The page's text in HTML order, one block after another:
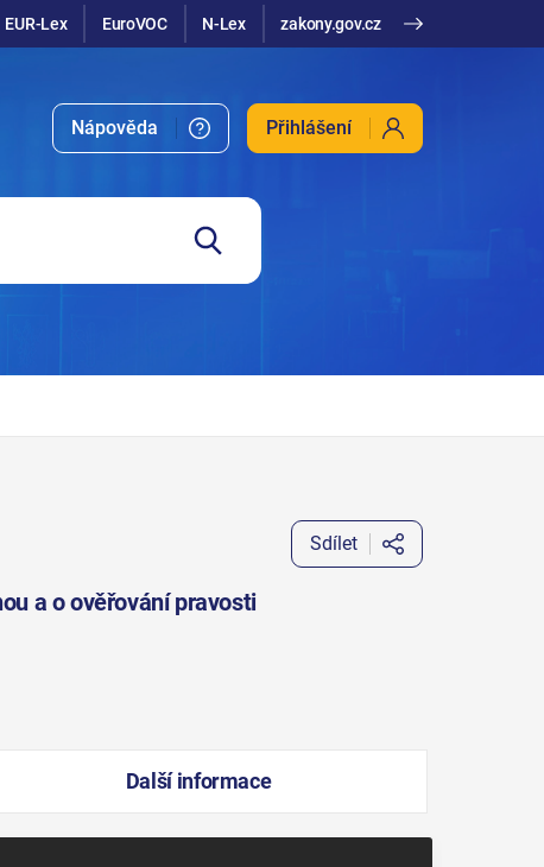
EUR-Lex EuroVOC N-Lex zakony.gov.cz
Nápověda Přihlášení
a o ověřování pravosti
Sdílet
Další informace